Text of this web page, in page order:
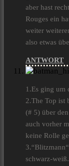
aber hast
Rouges ein
weiter
also etwas
ANTWORT
1.Es ging um
2.The Top ist
(# 5) über
auch vorher
keine Rolle
schwarz-